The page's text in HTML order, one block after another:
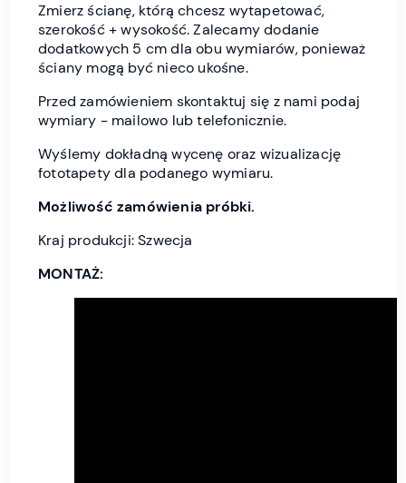
Zmierz ścianę, którą chcesz wytapetować,
szerokość + wysokość. Zalecamy dodanie
dodatkowych 5 cm dla obu wymiarów, ponieważ
ściany mogą być nieco ukośne.
Przed zamówieniem skontaktuj się z nami podaj
wymiary - mailowo lub telefonicznie.
Wyślemy dokładną wycenę oraz wizualizację
fototapety dla podanego wymiaru.
Możliwość zamówienia próbki.
Kraj produkcji: Szwecja
MONTAŻ: